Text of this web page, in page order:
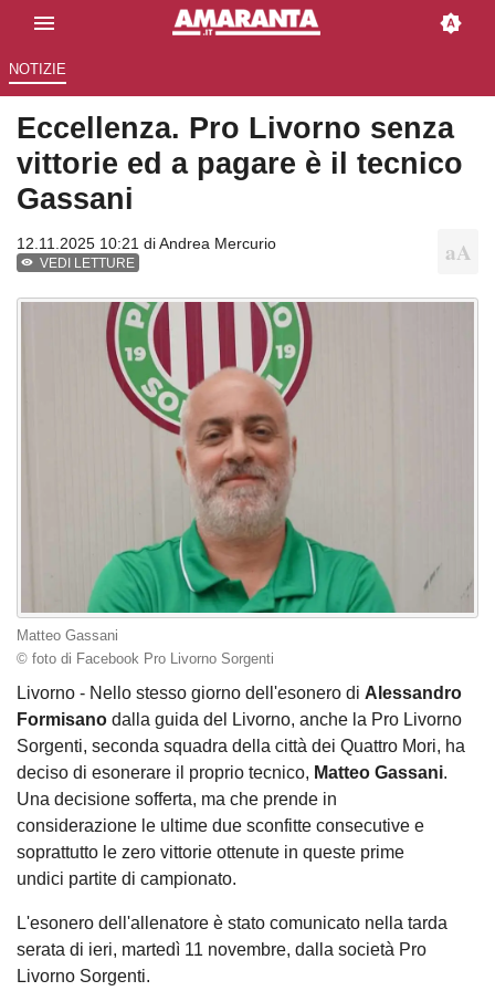
NOTIZIE
Eccellenza. Pro Livorno senza
vittorie ed a pagare è il tecnico
Gassani
12.11.2025 10:21 diAndrea Mercurio
VEDI LETTURE
Matteo Gassani
© foto di Facebook Pro Livorno Sorgenti
Livorno - Nello stesso giorno dell'esonero di Alessandro
Formisano dalla guida del Livorno, anche la Pro Livorno
Sorgenti, seconda squadra della città dei Quattro Mori, ha
deciso di esonerare il proprio tecnico, Matteo Gassani.
Una decisione sofferta, ma che prende in
considerazione le ultime due sconfitte consecutive e
soprattutto le zero vittorie ottenute in queste prime
undici partite di campionato.
L'esonero dell'allenatore è stato comunicato nella tarda
serata di ieri, martedì 11 novembre, dalla società Pro
Livorno Sorgenti.